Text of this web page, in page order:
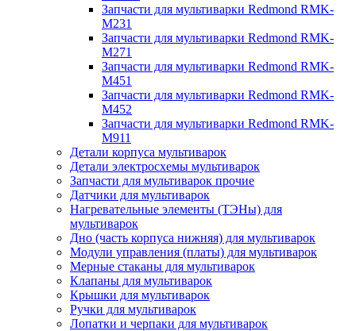
Запчасти для мультиварки Redmond RMK-
M231
Запчасти для мультиварки Redmond RMK-
M271
Запчасти для мультиварки Redmond RMK-
M451
Запчасти для мультиварки Redmond RMK-
M452
Запчасти для мультиварки Redmond RMK-
M911
Детали корпуса мультиварок
Детали электросхемы мультиварок
Запчасти для мультиварок прочие
Датчики для мультиварок
Нагревательные элементы (ТЭНы) для
мультиварок
Дно (часть корпуса нижняя) для мультиварок
Модули управления (платы) для мультиварок
Мерные стаканы для мультиварок
Клапаны для мультиварок
Крышки для мультиварок
Ручки для мультиварок
Лопатки и черпаки для мультиварок